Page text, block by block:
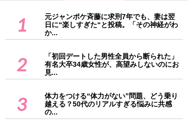
1
元ジャンポケ斉藤に求刑7年でも、妻は翌
日に“楽しすぎた“と投稿。「その神経がわ
か...
2
「初回デートした男性全員から断られた」
有名大卒34歳女性が、高望みしないのにお
見...
3
体力をつける“体力がない”問題、どう乗り
越える？50代のリアルすぎる悩みに共感
の...